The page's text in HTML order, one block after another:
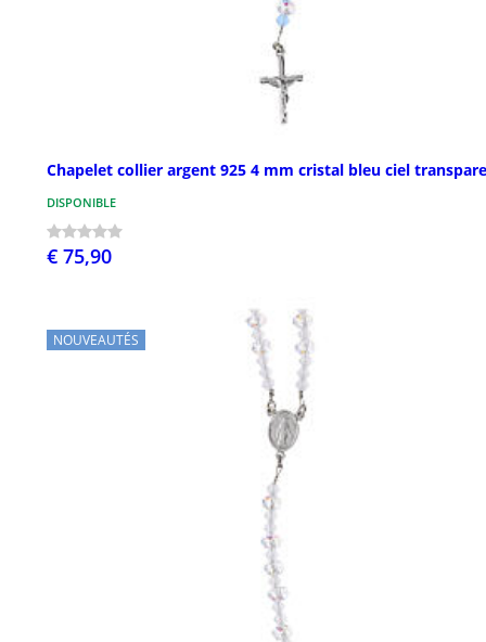
Chapelet collier argent 925 4 mm cristal bleu ciel
DISPONIBLE
€ 75,90
NOUVEAUTÉS